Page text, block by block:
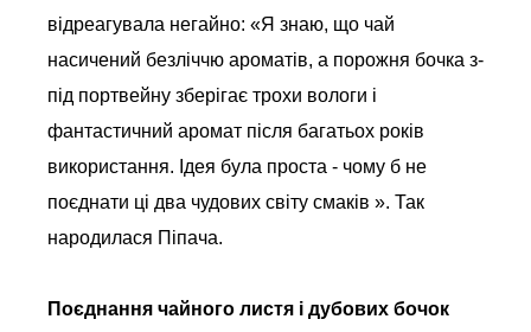
відреагувала негайно: «Я знаю, що чай
насичений безліччю ароматів, а порожня бочка з-
під портвейну зберігає трохи вологи і
фантастичний аромат після багатьох років
використання. Ідея була проста - чому б не
поєднати ці два чудових світу смаків ». Так
народилася Піпача.
Поєднання чайного листя і дубових бочок